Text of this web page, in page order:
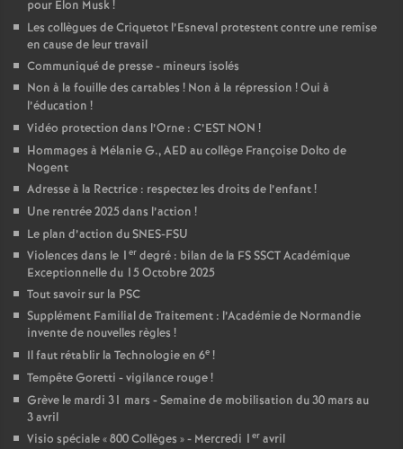
pour Elon Musk!
Les collègues de Criquetot l’Esneval protestent contre une remise
en cause de leur travail
Communiqué de presse - mineurs isolés
Non à la fouille des cartables ! Non à la répression ! Oui à
l’éducation !
Vidéo protection dans l’Orne : C’EST NON !
Hommages à Mélanie G., AED au collège Françoise Dolto de
Nogent
Adresse à la Rectrice : respectez les droits de l’enfant!
Une rentrée 2025 dans l’action !
Le plan d’action du SNES-FSU
Violences dans le 1 er degré : bilan de la FS SSCT Académique
Exceptionnelle du 15 Octobre 2025
Tout savoir sur la PSC
Supplément Familial de Traitement : l’Académie de Normandie
invente de nouvelles règles !
Il faut rétablir la Technologie en 6e !
Tempête Goretti - vigilance rouge!
Grève le mardi 31 mars - Semaine de mobilisation du 30 mars au
3 avril
Visio spéciale «800 Collèges » - Mercredi 1 er avril